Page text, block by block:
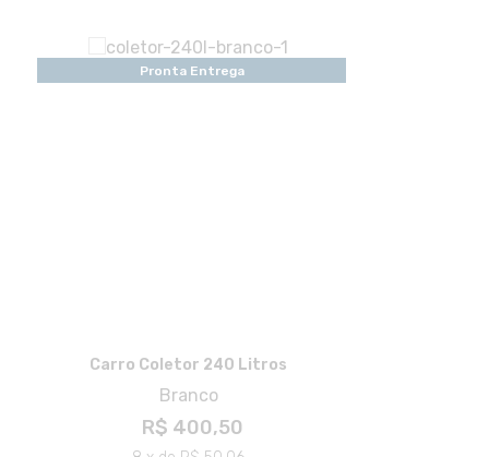
Pronta Entrega
Carro Coletor 240 Litros
Branco
R$ 400,50